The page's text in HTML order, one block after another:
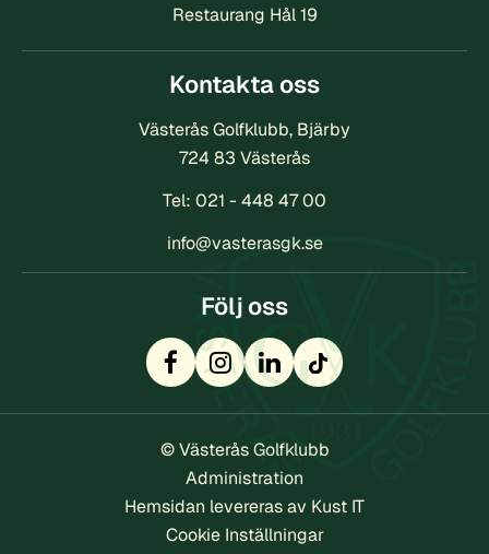
Restaurang Hål 19
Kontakta oss
Västerås Golfklubb, Bjärby
724 83 Västerås
Tel: 021 - 448 47 00
info@vasterasgk.se
Följ oss
© Västerås Golfklubb
Administration
Hemsidan levereras av Kust IT
Cookie Inställningar